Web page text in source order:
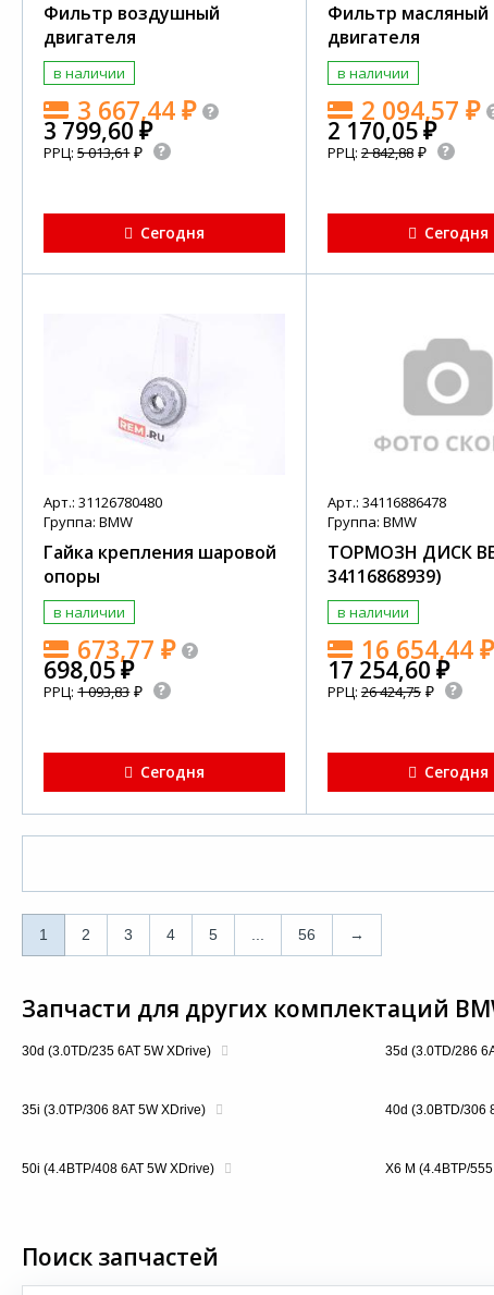
Фильтр воздушный
двигателя
в наличии
3 667,44₽
3 799,60₽
РРЦ:5 013,61₽
Сегодня
Фильтр масляный
двигателя
в наличии
2 094,57 ₽
2 170,05₽
РРЦ:2 842,88₽
Сегодня
Арт.: 31126780480
Группа: BMW
Гайка крепления шаровой
опоры
в наличии
673,77₽
698,05₽
РРЦ:1 093,83₽
Сегодня
Арт.: 34116886478
Группа: BMW
ТОРМОЗН ДИСК
34116868939)
в наличии
16 654,44₽
17 254,60 ₽
РРЦ:26 424,75₽
Сегодня
1 2 3 4 5 56 →
1
3
Запчасти для других комплектаций
30d (3.0TD/235 6AT 5W XDrive) 35d (3.0TD/286
35i (3.0TP/306 8AT 5W XDrive) 40d (3.0BTD/306
50i (4.4BTP/408 6AT 5W XDrive) X6 M (4.4BTP/
Поиск запчастей